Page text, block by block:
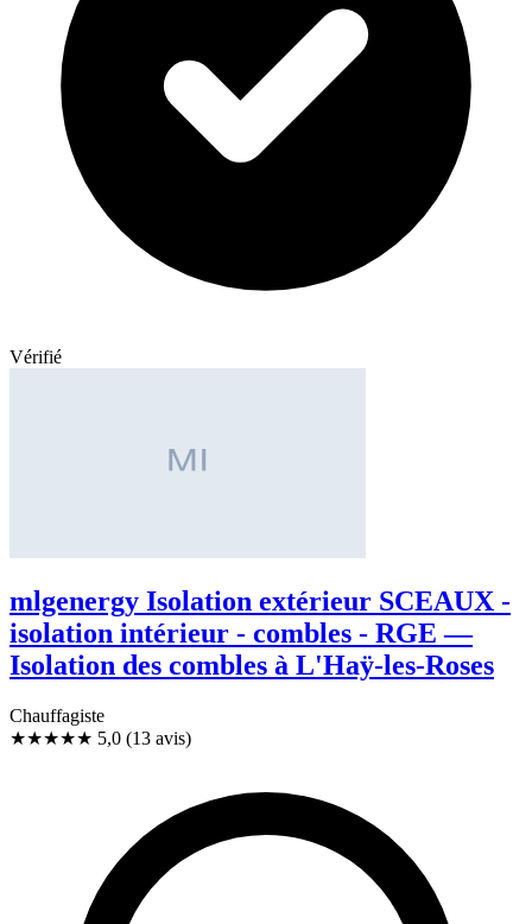
Vérifié
mlgenergy Isolation extérieur SCEAUX -
isolation intérieur - combles - RGE —
Isolation des combles à L'Haÿ-les-Roses
Chauffagiste
★★★★★ 5,0 (13 avis)